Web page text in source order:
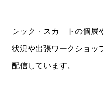
シック・スカートの個展
状況や出張ワークショッ
配信しています。